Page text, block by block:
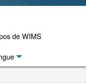
de WIMS